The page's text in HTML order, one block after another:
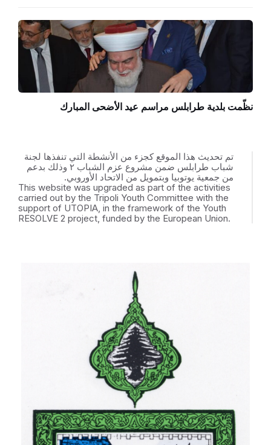
نظّمت بلدية طرابلس مراسم عيد الأضحى المبارك
تم تحديث هذا الموقع كجزء من الأنشطة التي تنفذها لجنة
شباب طرابلس ضمن مشروع عزم الشباب ٢ وذلك بدعم
من جمعية يوتوبيا وبتمويل من الاتحاد الأوروبي.
This website was upgraded as part of the activities
carried out by the Tripoli Youth Committee with the
support of UTOPIA, in the framework of the Youth
RESOLVE 2 project, funded by the European Union.